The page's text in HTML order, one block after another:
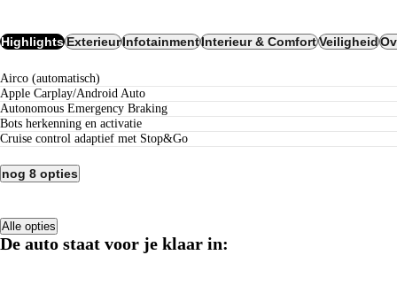
HighlightsExterieurInfotainmentInterieur & ComfortVeiligheid
airco (automatisch)
Apple Carplay/Android Auto
Autonomous Emergency Braking
bots herkenning en activatie
cruise control adaptief met Stop&Go
nog 8 opties
Alle opties
De auto staat voor je klaar in: